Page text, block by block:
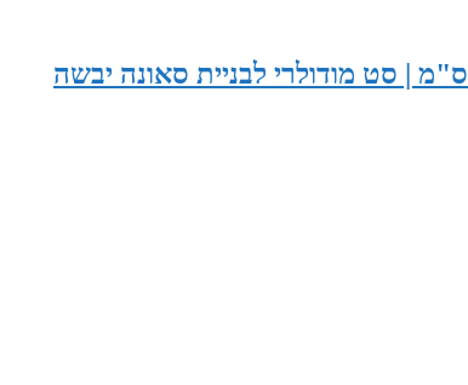
סאונה בעובי 285 ס"מ X עומק 165 ס"מ X גובה 200 ס"מ | סט מודולרי לבניית סאונה יבשה